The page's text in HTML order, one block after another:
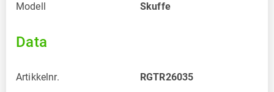
Modell Skuffe
Data
Artikkelnr. RGTR26035